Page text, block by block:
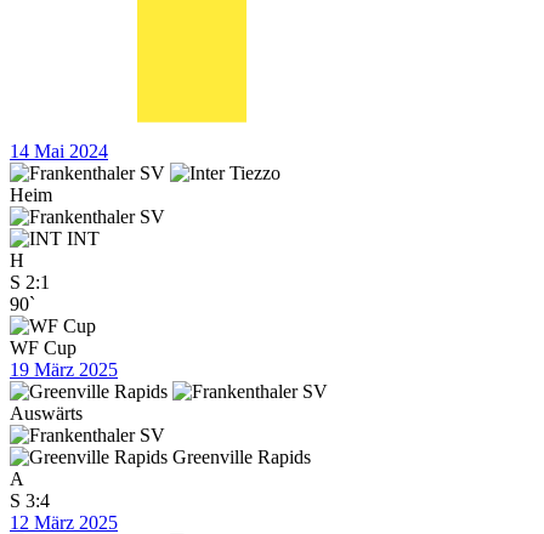
14 Mai 2024
Heim
INT
H
S 2:1
90`
WF Cup
19 März 2025
Auswärts
Greenville Rapids
A
S 3:4
12 März 2025